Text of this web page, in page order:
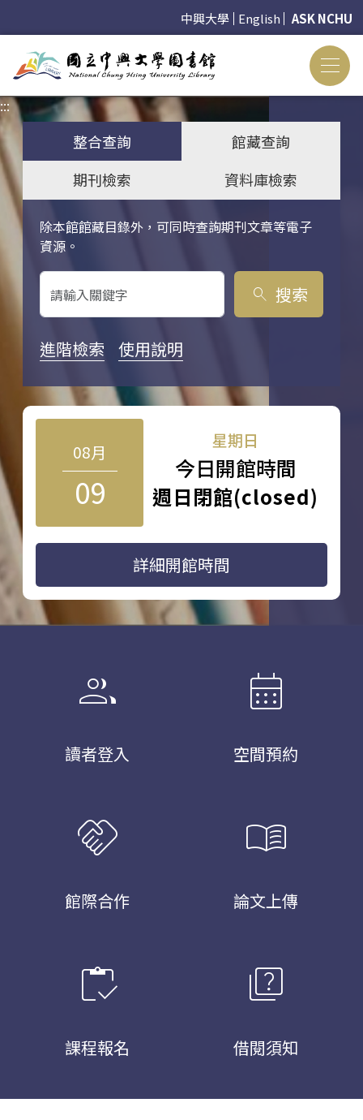
中興大學 English ASK NCHU
:::
整合查詢
館藏查詢
期刊檢索
資料庫檢索
除本館館藏目錄外，可同時查詢期刊文章等電子
資源。
關鍵字搜尋
search 搜索
進階檢索 使用說明
08月
09
星期日
今日開館時間
週日閉館(closed)
詳細開館時間
group
讀者登入
calendar_month
空間預約
handshake
館際合作
menu_book
論文上傳
inventory
課程報名
quiz
借閱須知